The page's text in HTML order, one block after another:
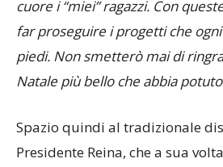
lusingata che questi ragazzi così
cuore i “miei” ragazzi. Con
far proseguire i progetti che
piedi. Non smetterò mai di
Spazio quindi al tradizionale